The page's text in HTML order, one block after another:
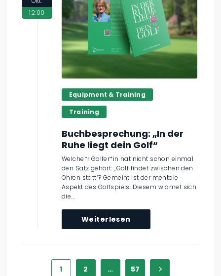
12:00
Equipment & Training
Training
Buchbesprechung: „In der
Ruhe liegt dein Golf“
Welche*r Golfer*in hat nicht schon einmal
den Satz gehört: „Golf findet zwischen den
Ohren statt“? Gemeint ist der mentale
Aspekt des Golfspiels. Diesem widmet sich
die...
Weiterlesen
1 2 … 57